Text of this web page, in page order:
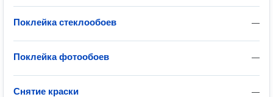
—
Поклейка стеклообоев
—
Поклейка фотообоев
—
Снятие краски